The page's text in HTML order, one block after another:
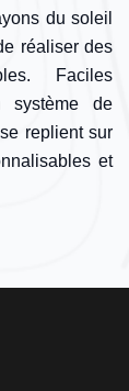
du soleil
réaliser des
Faciles
système de
replient sur
et